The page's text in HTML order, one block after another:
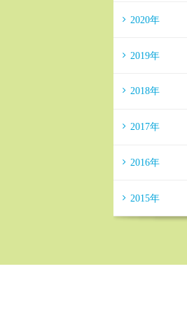
2020年
2019年
2018年
2017年
2016年
2015年